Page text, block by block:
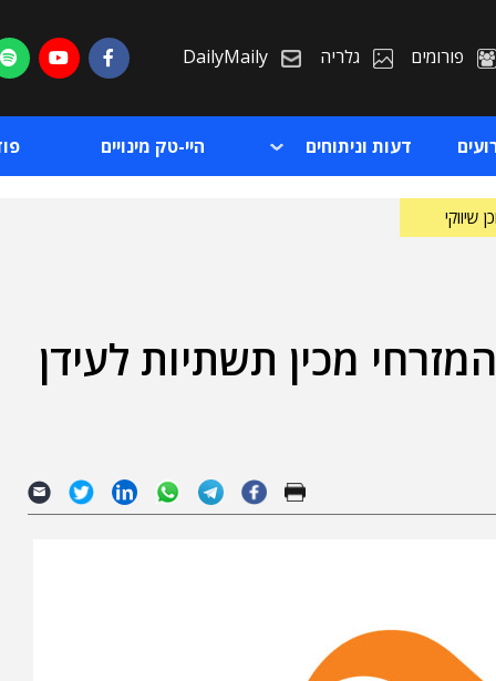
פורומים גלריה DailyMaily
דעות וניתוחים היי-טק מינויים
שיווקי
מכין תשתיות לעידן